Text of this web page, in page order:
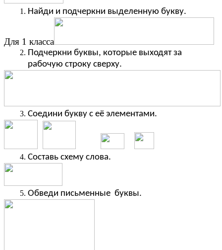
Найди и подчеркни выделенную букву.
Для 1 класса
Подчеркни буквы, которые выходят за
рабочую строку сверху.
Соедини букву с её элементами.
Составь схему слова.
Обведи письменные буквы.